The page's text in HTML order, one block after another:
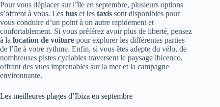
Pour vous déplacer sur l’île en septembre, plusieurs options
s’offrent à vous. Les bus et les taxis sont disponibles pour
vous conduire d’un point à un autre rapidement et
confortablement. Si vous préférez avoir plus de liberté, pensez
à la location de voiture pour explorer les différentes parties
de l’île à votre rythme. Enfin, si vous êtes adepte du vélo, de
nombreuses pistes cyclables traversent le paysage ibicenco,
offrant des vues imprenables sur la mer et la campagne
environnante.
Les meilleures plages d’Ibiza en septembre